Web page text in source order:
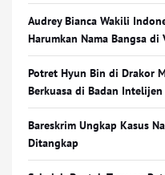
Audrey Bianca Wakili
Harumkan Nama Bangsa di
Potret Hyun Bin di Drakor
Berkuasa di Badan Intelijen
Bareskrim Ungkap Kasus
Ditangkap